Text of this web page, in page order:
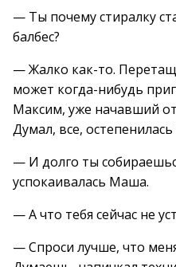
— Ты почему стиралку
балбес?
— Жалко как-то.
может когда-нибудь
Максим, уже начавший
Думал, все,
— И долго ты
успокаивалась Маша.
— А что тебя сейчас не
— Спроси лучше, что